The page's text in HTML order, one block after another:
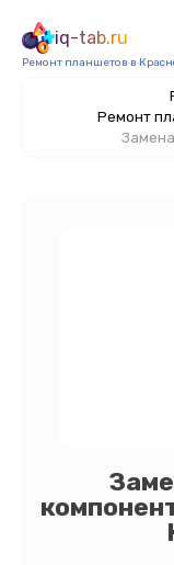
iq-tab.ru
Ремонт планшетов в
Ремонт